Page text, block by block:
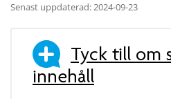
Senast uppdaterad: 2024-09-23
Tyck till om
innehåll